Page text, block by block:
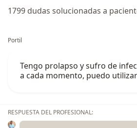
1799 dudas solucionadas a
Portil
Tengo prolapso y sufro de
a cada momento, puedo
RESPUESTA DEL PROFESIONAL: